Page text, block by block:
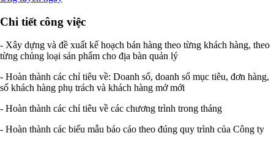
Chi tiết công việc
- Xây dựng và đề xuất kế hoạch bán hàng theo từng khách hàng, theo
từng chủng loại sản phẩm cho địa bàn quản lý
- Hoàn thành các chỉ tiêu về: Doanh số, doanh số mục tiêu, đơn hàng,
số khách hàng phụ trách và khách hàng mở mới
- Hoàn thành các chỉ tiêu về các chương trình trong tháng
- Hoàn thành các biểu mẫu báo cáo theo đúng quy trình của Công ty